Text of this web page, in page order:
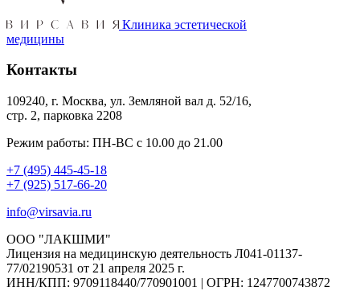
Клиника эстетической
медицины
Контакты
109240, г. Москва, ул. Земляной вал д. 52/16,
стр. 2, парковка 2208
Режим работы: ПН-ВС с 10.00 до 21.00
+7 (495) 445-45-18
+7 (925) 517-66-20
info@virsavia.ru
ООО "ЛАКШМИ"
Лицензия на медицинскую деятельность Л041-01137-
77/02190531 от 21 апреля 2025 г.
ИНН/КПП: 9709118440/770901001 | ОГРН: 1247700743872